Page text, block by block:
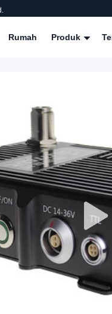
Rumah Produk